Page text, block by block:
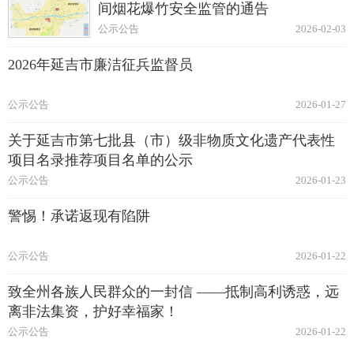
间烟花爆竹安全监管的通告
2026-02-03
公示公告
2026年延吉市廉洁征兵监督员
2026-01-27
公示公告
关于延吉市第七批县（市）级非物质文化遗产代表性
项目名录推荐项目名单的公示
2026-01-23
公示公告
警惕！承诺返现有陷阱
2026-01-22
公示公告
致全州各族人民群众的一封信 ——抵制高利诱惑，远
离非法集资‌，护好幸福家！
2026-01-22
公示公告